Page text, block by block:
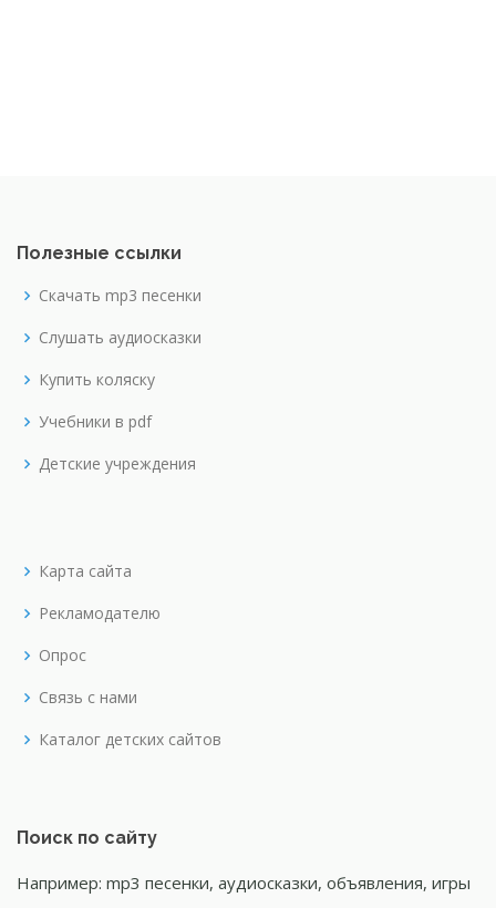
Полезные ссылки
Скачать mp3 песенки
Слушать аудиосказки
Купить коляску
Учебники в pdf
Детские учреждения
Карта сайта
Рекламодателю
Опрос
Связь с нами
Каталог детских сайтов
Поиск по сайту
Например: mp3 песенки, аудиосказки, объявления, игры